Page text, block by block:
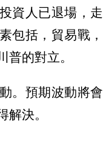
資人已退場，走
包括，貿易戰，
普的對立。
。預期波動將會
解決。